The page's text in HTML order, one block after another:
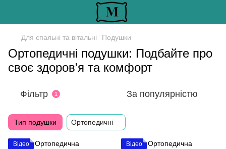
Для спальні та вітальні Подушки
Ортопедичні подушки: Подбайте про
своє здоров'я та комфорт
Фільтр 1 За популярністю
Тип подушки Ортопедичні
Відео Відео